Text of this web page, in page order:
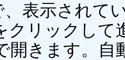
、表示されて
クリックして
開きます。自